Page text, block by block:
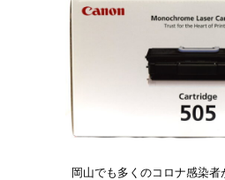
岡山でも多くのコロナ感染者